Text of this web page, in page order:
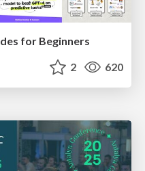
for Beginners
2 620